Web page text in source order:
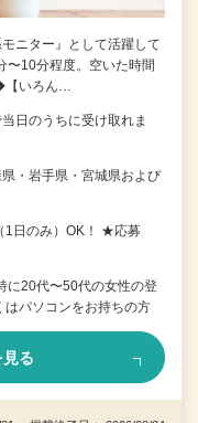
ニター』として活躍して
〜10分程度。空いた時間
【いろん…
日のうちに受け取れま
・岩手県・宮城県および
1日のみ）OK！ ★応募
20代〜50代の女性の登
パソコンをお持ちの方
る